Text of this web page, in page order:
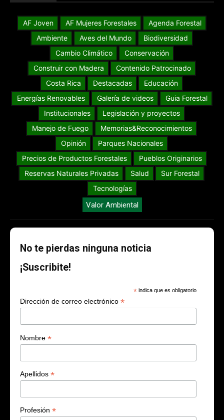
AF Joven AF Mujeres Forestales
Agenda Forestal
Ambiente
Aves del Mundo
Biodiversidad
Cambio Climático
Conservación
Construir con Madera
Contenido Patrocinado
Costa Rica
Destacadas
Educación
Energías Renovables
Galería de videos
Guia Forestal
Institucionales
Legislación y proyectos
Manejo de Fuego
Memorias&Reconocimientos
Opinión
Parques Nacionales
Precios de Productos Forestales
Pueblos Originarios
Reservas Naturales Privadas
Salud
Sur Forestal
Tecnologías
Valor Ambiental
No te pierdas ninguna noticia
¡Suscribite!
* indica que es obligatorio
Dirección de correo electrónico *
Nombre *
Apellidos *
Profesión *